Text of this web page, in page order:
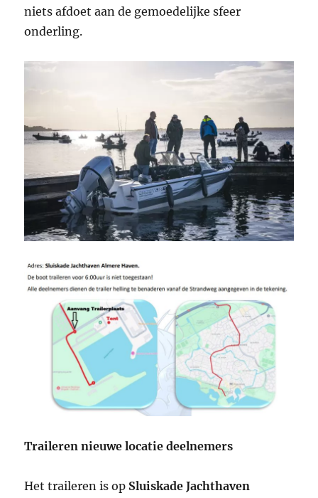
niets afdoet aan de gemoedelijke sfeer
onderling.
Traileren nieuwe locatie deelnemers
Het traileren is op Sluiskade Jachthaven